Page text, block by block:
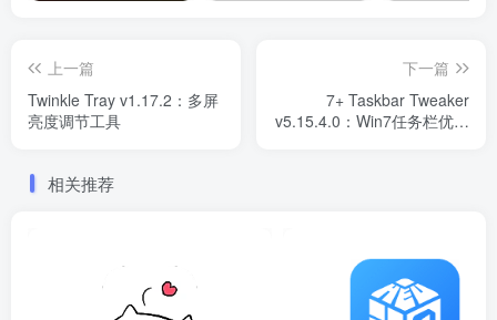
上一篇
Twinkle Tray v1.17.2：多屏
亮度调节工具
下一篇
7+ Taskbar Tweaker
v5.15.4.0：Win7任务栏优化
相关推荐